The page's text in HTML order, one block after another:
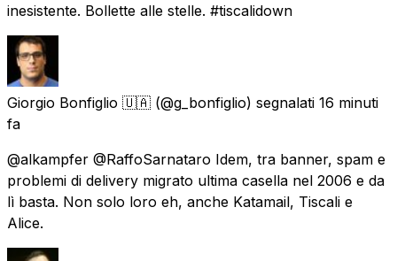
inesistente. Bollette alle stelle. #tiscalidown
Giorgio Bonfiglio 🇺🇦 (@g_bonfiglio) segnalati 16 minuti
fa
@alkampfer @RaffoSarnataro Idem, tra banner, spam e
problemi di delivery migrato ultima casella nel 2006 e da
lì basta. Non solo loro eh, anche Katamail, Tiscali e
Alice.